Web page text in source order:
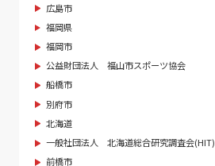
広島市
福岡県
福岡市
公益財団法人 福山市スポーツ協会
船橋市
別府市
北海道
一般社団法人 北海道総合研究調査会(HIT)
前橋市